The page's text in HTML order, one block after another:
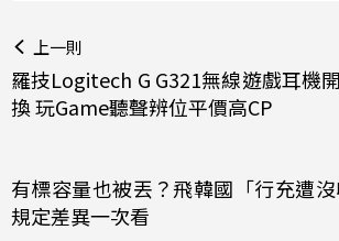
上一則
羅技Logitech G G321無線遊戲耳機
換 玩Game聽聲辨位平價高CP
有標容量也被丟？飛韓國「行充遭
規定差異一次看